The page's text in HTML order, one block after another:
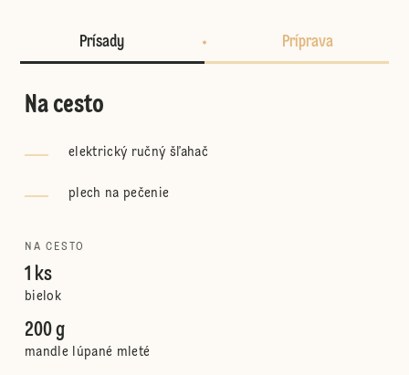
Prísady Príprava
Na cesto
elektrický ručný šľahač
plech na pečenie
NA CESTO
1 ks
bielok
200 g
mandle lúpané mleté